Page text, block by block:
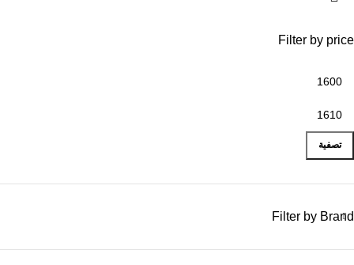
Filter by price
تصفية
Filter by Brand